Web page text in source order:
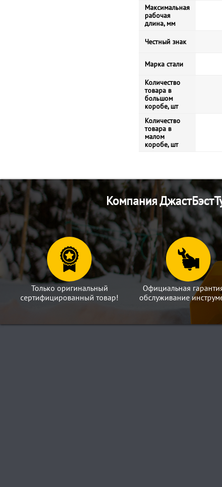
Максимальная
рабочая
длина, мм
Честный знак
Марка стали
Количество
товара в
большом
коробе, шт
Количество
товара в
малом
коробе, шт
Компания
Только оригинальный
сертифицированный товар!
Официальная
обслуживание